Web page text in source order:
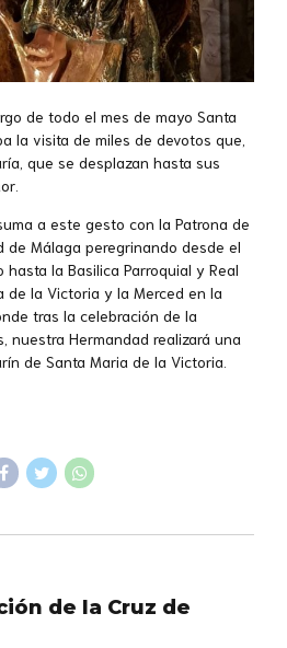
de todo el mes de mayo Santa
la visita de miles de devotos que,
que se desplazan hasta sus
a este gesto con la Patrona de
de Málaga peregrinando desde el
hasta la Basilica Parroquial y Real
de la Victoria y la Merced en la
tras la celebración de la
nuestra Hermandad realizará una
de Santa Maria de la Victoria.
de la Cruz de